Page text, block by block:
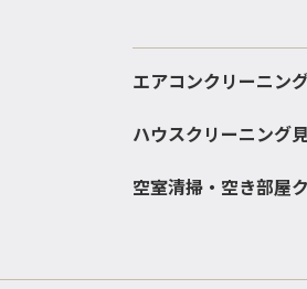
エアコンクリーニン
ハウスクリーニング
空室清掃・空き部屋